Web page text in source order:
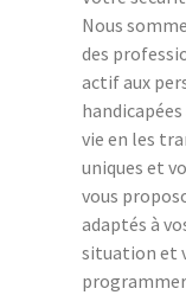
Nous
des
actif aux
vie en les
uniques et
vous
adaptés à
situation et